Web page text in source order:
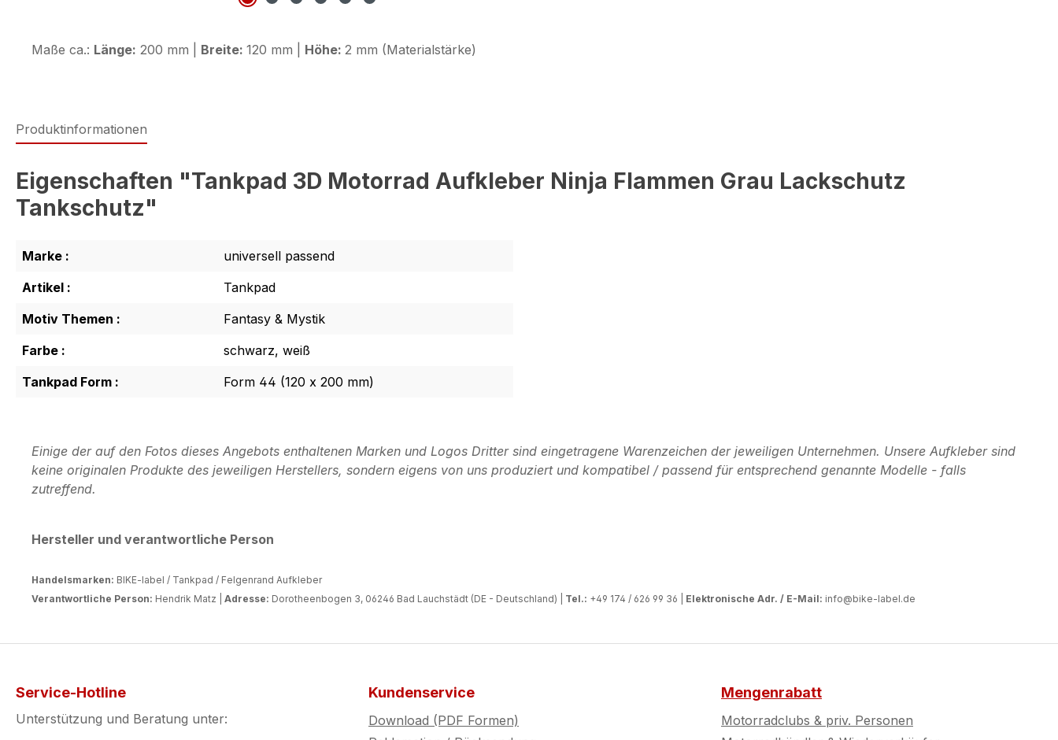
Maße ca.: Länge: 200 mm | Breite: 120 mm | Höhe: 2 mm (Materialstärke)
Produktinformationen
Eigenschaften "Tankpad 3D Motorrad Aufkleber Ninja Flammen Grau Lackschutz
Tankschutz"
Marke :
universell passend
Artikel :
Tankpad
Motiv Themen :
Fantasy & Mystik
Farbe :
schwarz, weiß
Tankpad Form :
Form 44 (120 x 200 mm)
Einige der auf den Fotos dieses Angebots enthaltenen Marken und Logos Dritter sind eingetragene Warenzeichen der jeweiligen Unternehmen. Unsere Aufkleber sind
keine originalen Produkte des jeweiligen Herstellers, sondern eigens von uns produziert und kompatibel / passend für entsprechend genannte Modelle - falls
zutreffend.
Hersteller und verantwortliche Person
Handelsmarken: BIKE-label / Tankpad / Felgenrand Aufkleber
Verantwortliche Person: Hendrik Matz | Adresse: Dorotheenbogen 3, 06246 Bad Lauchstädt (DE - Deutschland) | Tel.: +49 174 / 626 99 36 | Elektronische Adr. / E-Mail: info@bike-label.de
Service-Hotline
Unterstützung und Beratung unter:
Kundenservice
Download (PDF Formen)
Mengenrabatt
Motorradclubs & priv. Personen